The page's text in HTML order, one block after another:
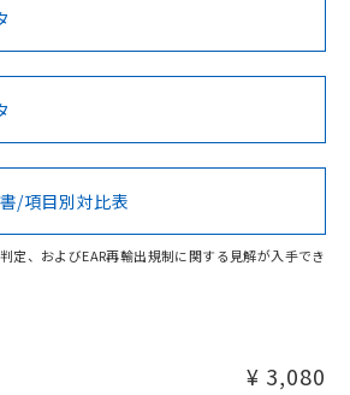
項・凡例
Cd Cr(VI)
在する可能性があります。
/項目別対比表
定、およびEAR再輸出規制に関する見解が入手でき
¥ 3,080